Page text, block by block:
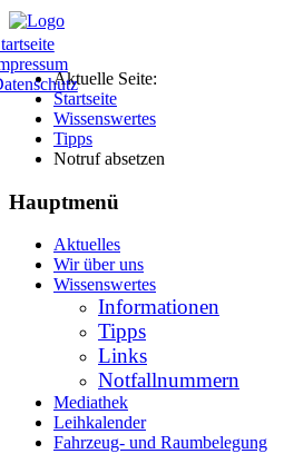
Aktuelle Seite:
Startseite
Wissenswertes
Tipps
Notruf absetzen
Hauptmenü
Aktuelles
Wir über uns
Wissenswertes
Informationen
Tipps
Links
Notfallnummern
Mediathek
Leihkalender
Fahrzeug- und Raumbelegung